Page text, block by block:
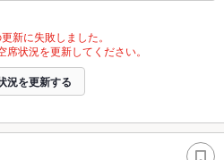
新に失敗しました。
状況を更新してください。
況を更新する